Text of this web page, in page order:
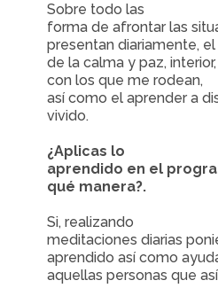
Sobre todo las
forma de afrontar las
presentan diariamente,
de la calma y paz,
con los que me rodean,
así como el aprender a
vivido.
¿Aplicas lo
aprendido en el
qué manera?.
Si, realizando
meditaciones diarias
aprendido así como
aquellas personas que